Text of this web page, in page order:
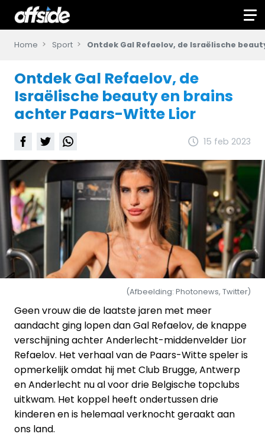
Home Sport Ontdek Gal Refaelov, de Israëlische
Ontdek Gal Refaelov, de
Israëlische beauty en brains
achter Paars-Witte Lior
15 feb 2023
(Afbeelding: Photonews, Twitter)
Geen vrouw die de laatste jaren met meer
aandacht ging lopen dan Gal Refaelov, de knappe
verschijning achter Anderlecht-middenvelder Lior
Refaelov. Het verhaal van de Paars-Witte speler is
opmerkelijk omdat hij met Club Brugge, Antwerp
en Anderlecht nu al voor drie Belgische topclubs
uitkwam. Het koppel heeft ondertussen drie
kinderen en is helemaal verknocht geraakt aan
ons land.